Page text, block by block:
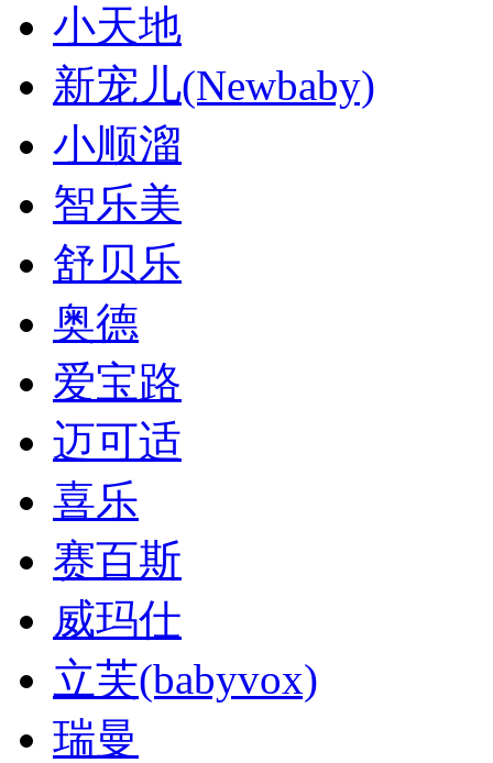
小天地
新宠儿(Newbaby)
小顺溜
智乐美
舒贝乐
奥德
爱宝路
迈可适
喜乐
赛百斯
威玛仕
立芙(babyvox)
瑞曼